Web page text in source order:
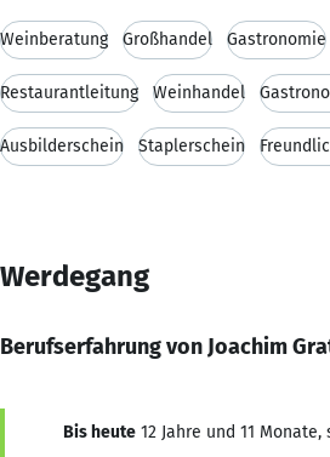
Weinberatung Großhandel Gastronomie
Restaurantleitung Weinhandel
Ausbilderschein Staplerschein
Werdegang
Berufserfahrung von Joachim
Bis heute 12 Jahre und 11 Monate,